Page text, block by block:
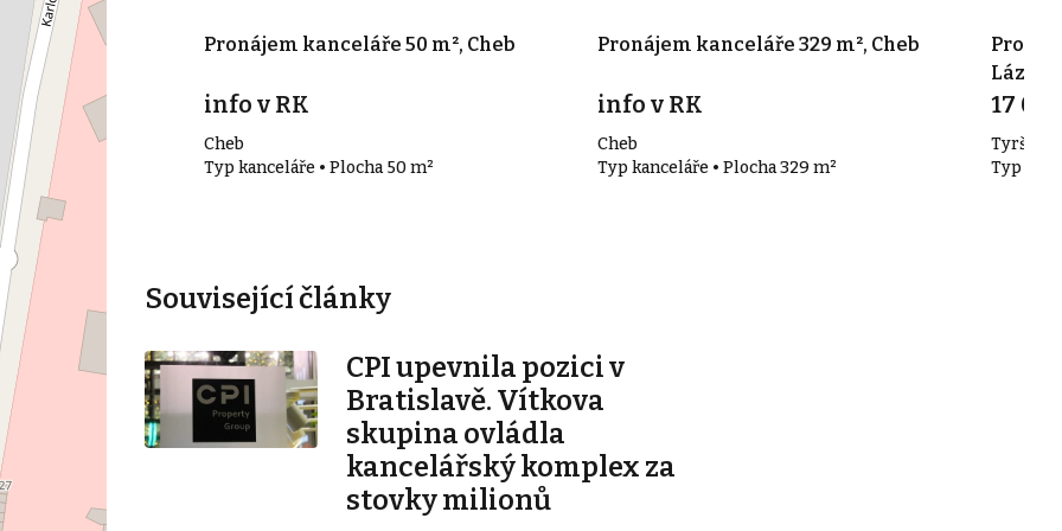
m², Cheb
m²
Pronájem kanceláře 50 m², Cheb
info v RK
Cheb
Typ kanceláře • Plocha 50 m²
Pronájem kanceláře 329 m², Cheb
info v RK
Cheb
Typ kanceláře • Plocha 329 m²
Lázně
17
Tyršova
Typ
Související články
CPI upevnila pozici v
Bratislavě. Vítkova
skupina ovládla
kancelářský komplex za
stovky milionů